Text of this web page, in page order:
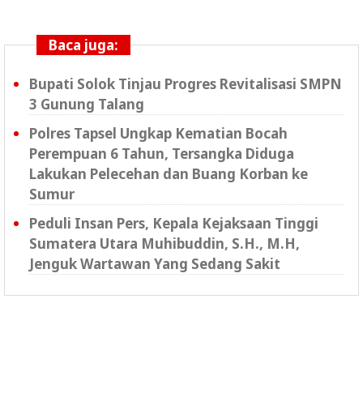
Baca juga:
Bupati Solok Tinjau Progres Revitalisasi SMPN
3 Gunung Talang
Polres Tapsel Ungkap Kematian Bocah
Perempuan 6 Tahun, Tersangka Diduga
Lakukan Pelecehan dan Buang Korban ke
Sumur
Peduli Insan Pers, Kepala Kejaksaan Tinggi
Sumatera Utara Muhibuddin, S.H., M.H,
Jenguk Wartawan Yang Sedang Sakit